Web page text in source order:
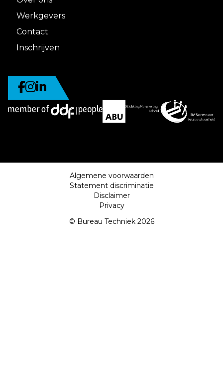
Werkgevers
Contact
Inschrijven
Algemene voorwaarden
Statement discriminatie
Disclaimer
Privacy
© Bureau Techniek 2026